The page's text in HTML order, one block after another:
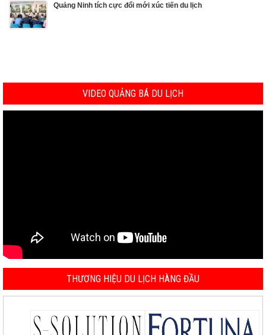
Quảng Ninh tích cực đổi mới xúc tiến du lịch
VIDEO QUẢNG BÁ DU LỊCH
THƯƠNG HIỆU DU LỊCH HÀNG ĐẦU